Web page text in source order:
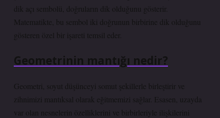
dik açı sembolü, doğruların dik olduğunu gösterir.
Matematikte, bu sembol iki doğrunun birbirine dik olduğunu
gösteren özel bir işareti temsil eder.
Geometrinin mantığı nedir?
Geometri, soyut düşünceyi somut şekillerle birleştirir ve
zihnimizi mantıksal olarak eğitmemizi sağlar. Esasen, uzayda
var olan nesnelerin özelliklerini ve birbirleriyle ilişkilerini